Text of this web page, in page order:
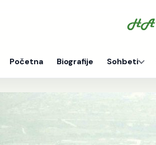
Početna Biografije Sohbeti